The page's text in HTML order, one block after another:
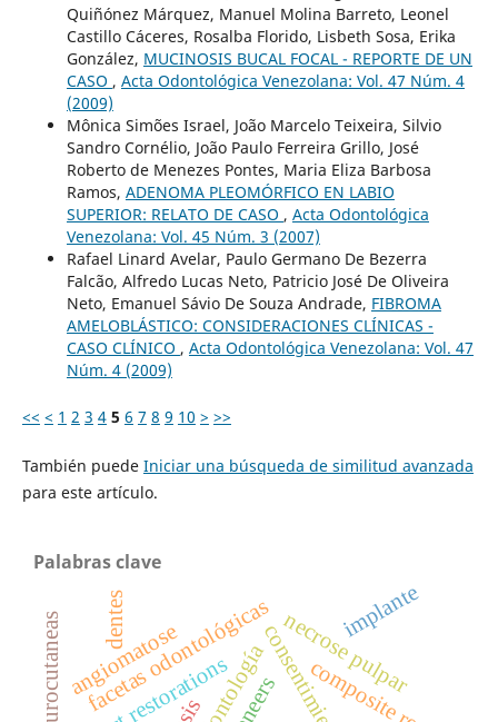
Quiñónez Márquez, Manuel Molina Barreto, Leonel
Castillo Cáceres, Rosalba Florido, Lisbeth Sosa, Erika
González, MUCINOSIS BUCAL FOCAL - REPORTE DE UN
CASO , Acta Odontológica Venezolana: Vol. 47 Núm. 4
(2009)
Mônica Simões Israel, João Marcelo Teixeira, Silvio
Sandro Cornélio, João Paulo Ferreira Grillo, José
Roberto de Menezes Pontes, Maria Eliza Barbosa
Ramos, ADENOMA PLEOMÓRFICO EN LABIO
SUPERIOR: RELATO DE CASO , Acta Odontológica
Venezolana: Vol. 45 Núm. 3 (2007)
Rafael Linard Avelar, Paulo Germano De Bezerra
Falcão, Alfredo Lucas Neto, Patricio José De Oliveira
Neto, Emanuel Sávio De Souza Andrade, FIBROMA
AMELOBLÁSTICO: CONSIDERACIONES CLÍNICAS -
CASO CLÍNICO , Acta Odontológica Venezolana: Vol. 47
Núm. 4 (2009)
<< < 1 2 3 4 5 6 7 8 9 10 > >>
También puede Iniciar una búsqueda de similitud avanzada
para este artículo.
Palabras clave
facetas odontológicas composite resin
angiomatose
dentes necrose pulpar
implante